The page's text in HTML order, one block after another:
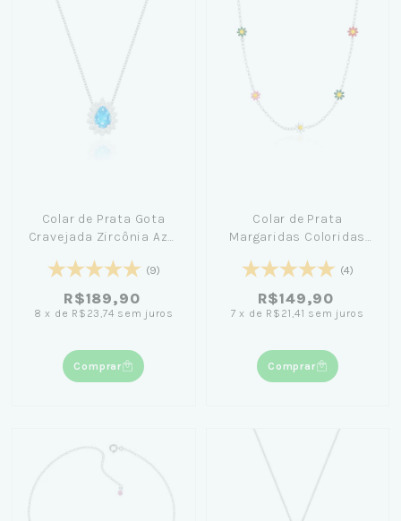
Colar de Prata Gota
Cravejada Zircônia Azul
(9)
R$189,90
8 x de R$23,74 sem juros
Comprar
Colar de Prata
Margaridas Coloridas
(4)
R$149,90
7 x de R$21,41 sem juros
Comprar